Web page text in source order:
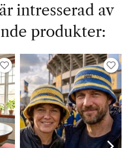
intresserad av
produkter: